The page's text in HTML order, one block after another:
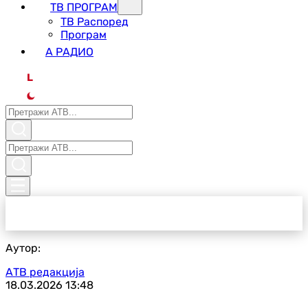
ТВ ПРОГРАМ
ТВ Распоред
Програм
А РАДИО
L
Аутор:
АТВ редакција
18.03.2026 13:48